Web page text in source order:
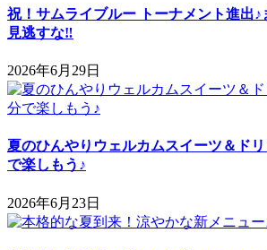
祝！サムライブルー トーナメント進出
見逃すな‼
2026年6月29日
夏のひんやりウェルカムスイーツ＆ド
で楽しもう♪
2026年6月23日